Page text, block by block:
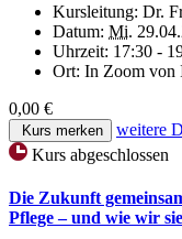
Kursleitung: Dr.
Datum: Mi.
Uhrzeit: 17:30 -
Ort: In Zoom von
0,00 €
Kurs merken
weitere
Kurs abgeschlossen
Die Zukunft
Pflege – und wie wir